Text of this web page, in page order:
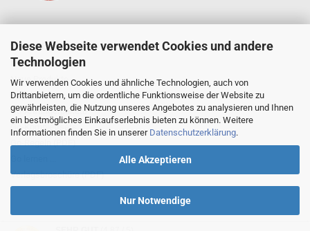
Diese Webseite verwendet Cookies und andere
Technologien
Wir verwenden Cookies und ähnliche Technologien, auch von
Drittanbietern, um die ordentliche Funktionsweise der Website zu
gewährleisten, die Nutzung unseres Angebotes zu analysieren und Ihnen
ein bestmögliches Einkaufserlebnis bieten zu können. Weitere
Informationen finden Sie in unserer Datenschutzerklärung.
Alle Akzeptieren
Nur Notwendige
SERVICE
Mein Konto
Neue Produkte
Angebote
Go-Anfängerpakete
Go-Komplettsets
Go-Regeln (PDF)
Verlagsbroschüre (PDF)